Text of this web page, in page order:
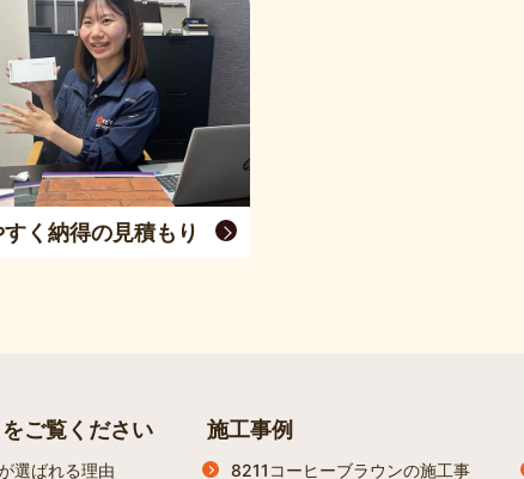
く納得の見積もり
ご覧ください
選ばれる理由
施工事例
8211コーヒーブラウンの施工事